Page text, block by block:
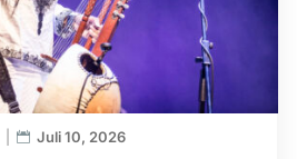
Juli 10, 2026